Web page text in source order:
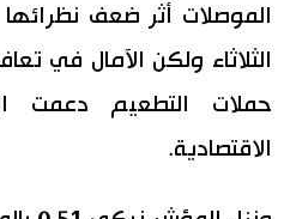
اقتصاد
ثقافة
المطبخ الياباني
الموصلات أثر ضعف نظرائها
الثلاثاء ولكن الآمال في
حملات التطعيم دعمت
الاقتصادية.